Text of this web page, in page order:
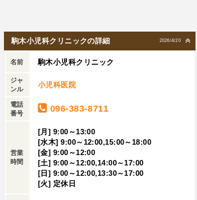
2026/4/20
駒木小児科クリニックの詳細
名前 駒木小児科クリニック
ジャ
ンル
小児科医院
電話
番号
096-383-8711
営業
時間
[月] 9:00～13:00
[水木] 9:00～12:00,15:00～18:00
[金] 9:00～12:00
[土] 9:00～12:00,14:00～17:00
[日] 9:00～12:00,13:30～17:00
[火] 定休日